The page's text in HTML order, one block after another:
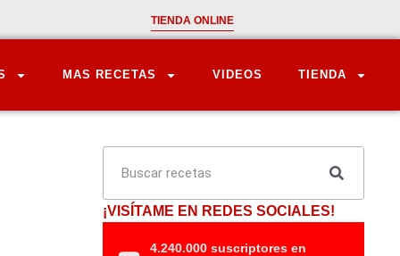
TIENDA ONLINE
MAS RECETAS VIDEOS TIENDA
¡VISÍTAME EN REDES SOCIALES!
4.240.000 suscriptores en